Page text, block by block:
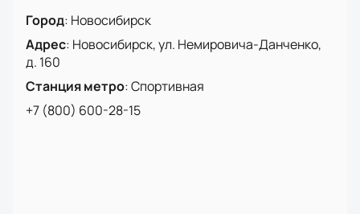
Город: Новосибирск
Адрес: Новосибирск, ул. Немировича-Данченко,
д. 160
Станция метро:Спортивная
+7 (800) 600-28-15